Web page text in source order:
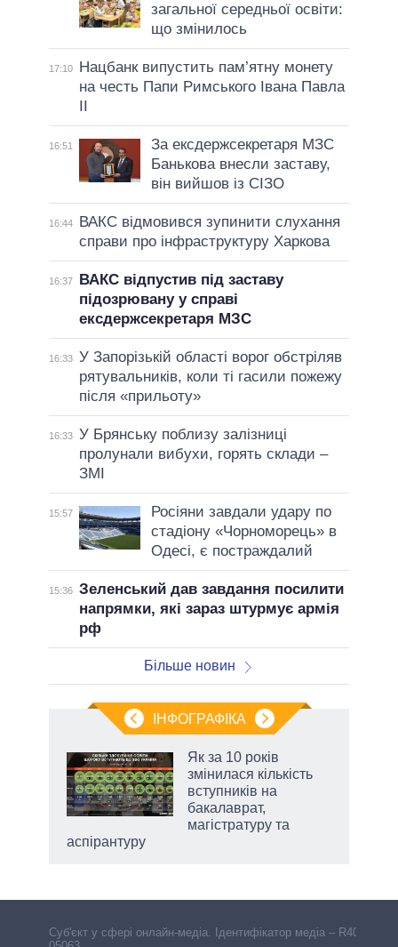
загальної середньої освіти:
що змінилось
17:10
Нацбанк випустить пам’ятну монету
на честь Папи Римського Івана Павла
16:51
За ексдержсекретаря МЗС
Банькова внесли заставу,
він вийшов із СІЗО
16:44
ВАКС відмовився зупинити слухання
справи про інфраструктуру Харкова
16:37
ВАКС відпустив під заставу
підозрювану у справі
ексдержсекретаря МЗС
16:33 У Запорізькій області ворог обстріляв
рятувальників, коли ті гасили пожежу
після «прильоту»
16:33 У Брянську поблизу залізниці
пролунали вибухи, горять склади –
ЗМІ
15:57
Росіяни завдали удару по
стадіону «Чорноморець» в
Одесі, є постраждалий
15:36 Зеленський дав завдання посилити
напрямки, які зараз штурмує армія
рф
Більше новин
ІНФОГРАФІКА
Як за 10 років
змінилася кількість
вступників на
бакалаврат,
магістратуру та
аспірантуру
Cуб'єкт у сфері онлайн-медіа. Ідентифікатор медіа – R40-